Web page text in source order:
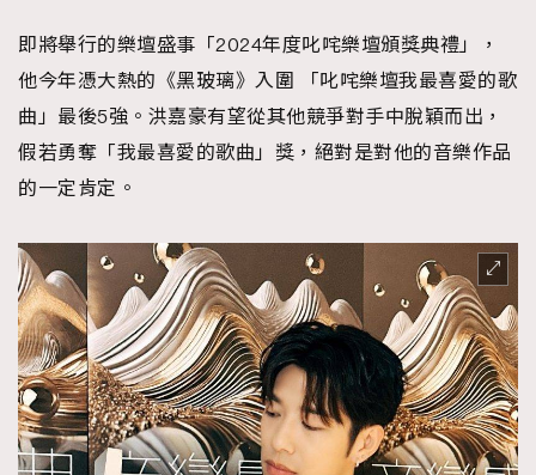
即將舉行的樂壇盛事「2024年度叱咤樂壇頒獎典禮」，
他今年憑大熱的《黑玻璃》入圍 「叱咤樂壇我最喜愛的歌
曲」最後5強。洪嘉豪有望從其他競爭對手中脫穎而出，
假若勇奪「我最喜愛的歌曲」獎，絕對是對他的音樂作品
的一定肯定。